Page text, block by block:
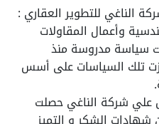
الناغي للتطوير العقاري :
وأعمال المقاولات
سياسة مدروسة منذ
2008م، و ارتكزت تلك السياسات على أسس
علي شركة الناغي حصلت